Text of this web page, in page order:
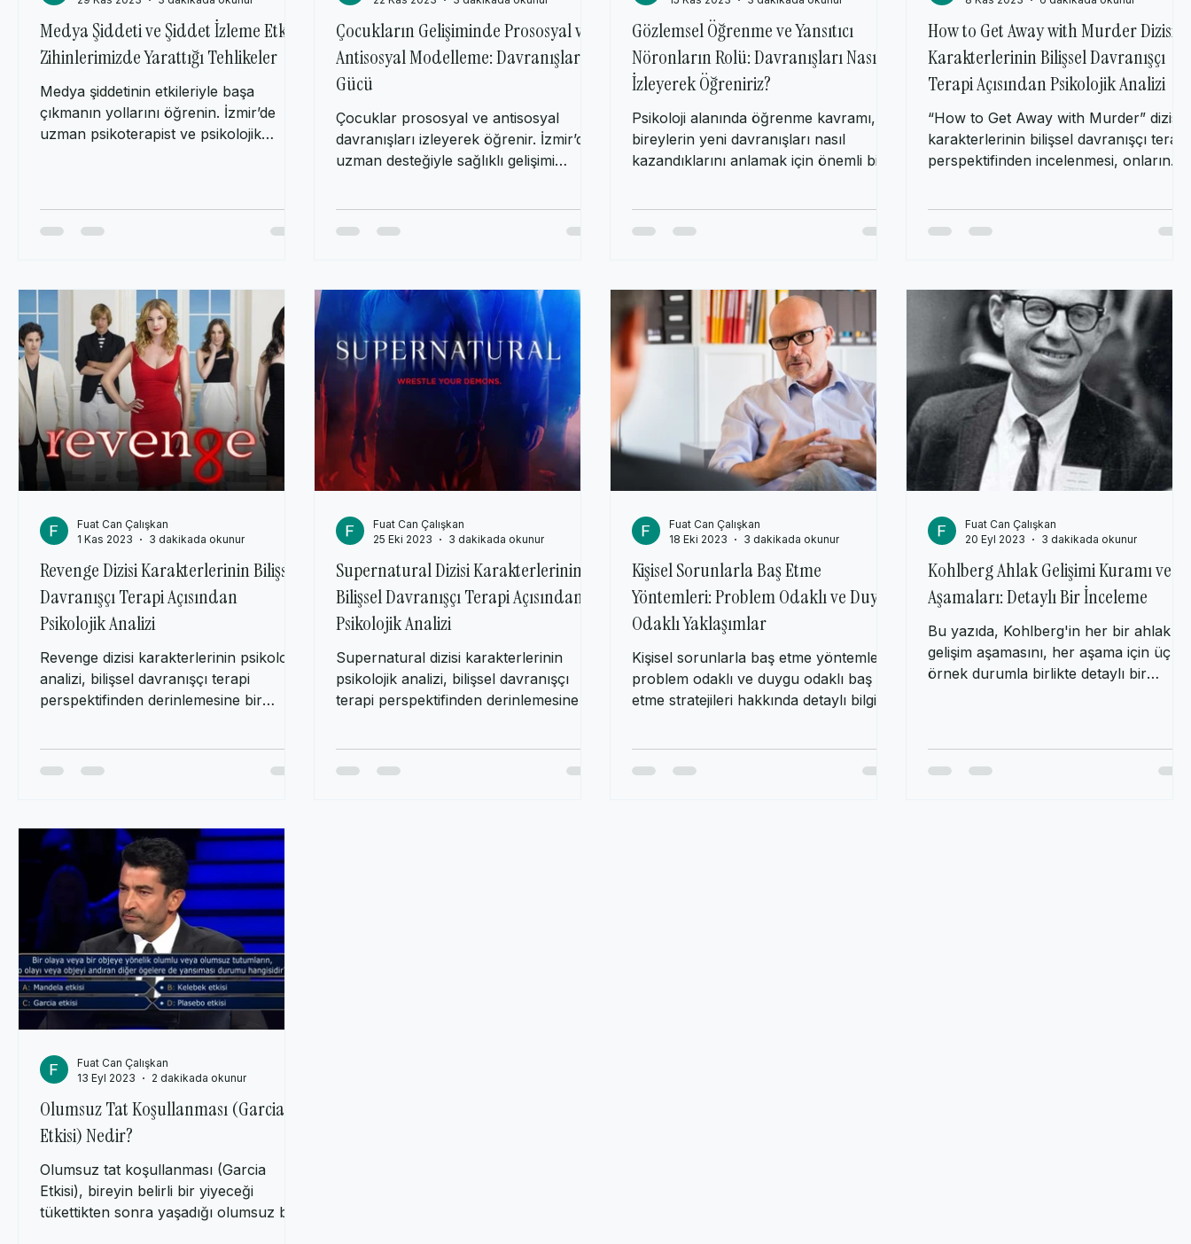
Medya Şiddeti ve Şiddet İzleme Etkisi:
Zihinlerimizde Yarattığı Tehlikeler
Medya şiddetinin etkileriyle başa
çıkmanın yollarını öğrenin. İzmir’de
Fuat Can Çalışkan
29 Kas 2023
3 dakikada okunur
Çocukların Gelişiminde Prososyal ve
Antisosyal Modelleme: Davranışların
Gücü
Çocuklar prososyal ve antisosyal
davranışları izleyerek öğrenir. İzmir’de
destekleyin.
Fuat Can Çalışkan
22 Kas 2023
3 dakikada okunur
Gözlemsel Öğrenme ve Yansıtıcı
Nöronların Rolü: Davranışları Nasıl
İzleyerek Öğreniriz?
Psikoloji alanında öğrenme kavramı,
bireylerin yeni davranışları nasıl
konudur. Öğrenme, bir davranış
Fuat Can Çalışkan
15 Kas 2023
3 dakikada okunur
How to Get Away with Murder Dizisi
Karakterlerinin Bilişsel Davranışçı
Terapi Açısından Psikolojik Analizi
“How to Get Away with Murder” dizisi
karakterlerinin bilişsel davranışçı terapi
karmaşık psikolojik yap
Fuat Can Çalışkan
8 Kas 2023
6 dakikada okunur
Revenge Dizisi Karakterlerinin Bilişsel
Davranışçı Terapi Açısından
Psikolojik Analizi
Revenge dizisi karakterlerinin psikolojik
analizi, bilişsel davranışçı terapi
inceleme sunmaktadır. İzmir
Fuat Can Çalışkan
1 Kas 2023
3 dakikada okunur
Supernatural Dizisi Karakterlerinin
Bilişsel Davranışçı Terapi Açısından
Psikolojik Analizi
Supernatural dizisi karakterlerinin
psikolojik analizi, bilişsel davranışçı
inceleme sunmaktadır.
Fuat Can Çalışkan
25 Eki 2023
3 dakikada okunur
Kişisel Sorunlarla Baş Etme
Yöntemleri: Problem Odaklı ve Duygu
Odaklı Yaklaşımlar
Kişisel sorunlarla baş etme yöntemleri:
problem odaklı ve duygu odaklı baş
İzmir'de psikolog hizme
Fuat Can Çalışkan
18 Eki 2023
3 dakikada okunur
Kohlberg Ahlak Gelişimi Kuramı ve
Aşamaları: Detaylı Bir İnceleme
Bu yazıda, Kohlberg'in her bir ahlak
gelişim aşamasını, her aşama için üç
Fuat Can Çalışkan
20 Eyl 2023
3 dakikada okunur
Olumsuz Tat Koşullanması (Garcia
Etkisi) Nedir?
Olumsuz tat koşullanması (Garcia
Etkisi), bireyin belirli bir yiyeceği
Fuat Can Çalışkan
13 Eyl 2023
2 dakikada okunur